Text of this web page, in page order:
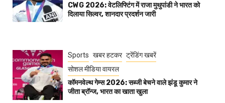
CWG 2026: वेटलिफ्टिंग में राजा मुथुपांडी ने भारत को
दिलाया सिल्वर, शानदार प्रदर्शन जारी
Sports खबर हटकर ट्रेंडिंग खबरें
सोशल मीडिया वायरल
कॉमनवेल्थ गेम्स 2026: सब्जी बेचने वाले झंडू कुमार ने
जीता ब्रॉन्ज, भारत का खाता खुला